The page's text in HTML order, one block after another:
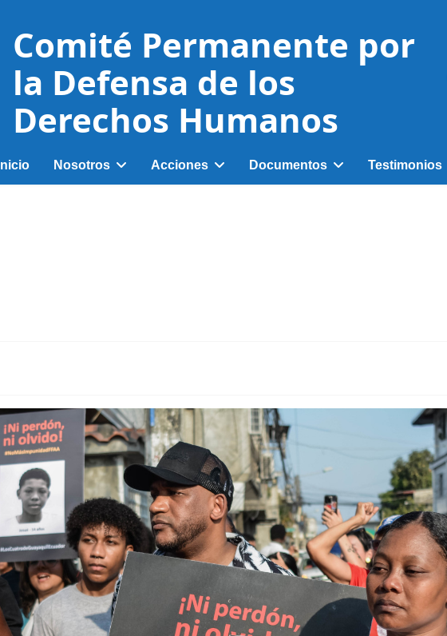
Comité Permanente por
la Defensa de los
Derechos Humanos
Inicio Nosotros Acciones Documentos Testimonios